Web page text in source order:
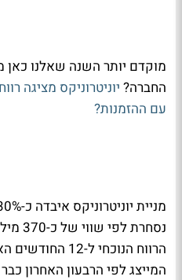
מוקדם יותר השנה שאלנו
החברה? יוניטרוניקס מציגה
עם ההזמנות?
הרווח הנוכחי
המייצג לפי הרבעון האחרון כבר